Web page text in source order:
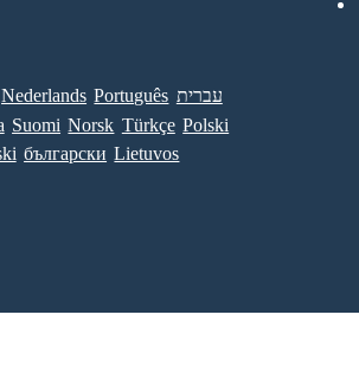
Nederlands Português עברית
Suomi Norsk Türkçe Polski
български Lietuvos